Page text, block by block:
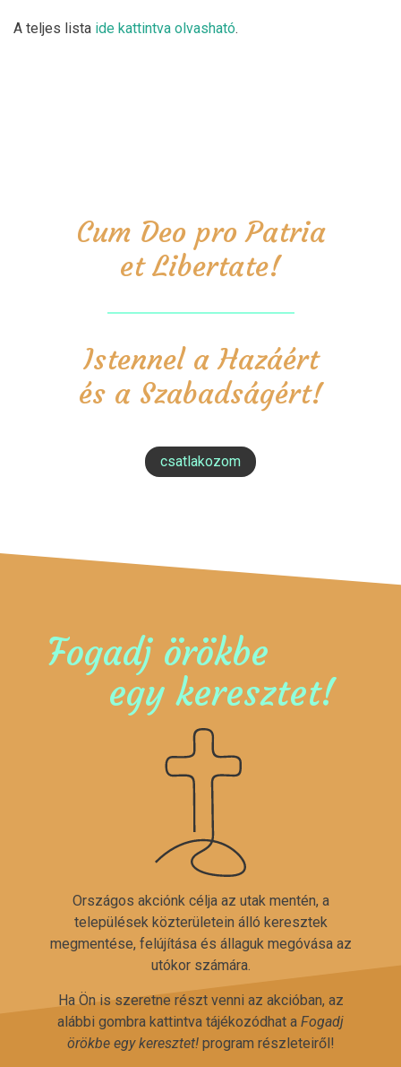
A teljes lista ide kattintva olvasható.
Cum Deo pro Patria
et Libertate!
Istennel a Hazáért
és a Szabadságért!
csatlakozom
Fogadj örökbe
egy keresztet!
Országos akciónk célja az utak mentén, a
települések közterületein álló keresztek
megmentése, felújítása és állaguk megóvása az
utókor számára.
Ha Ön is szeretne részt venni az akcióban, az
alábbi gombra kattintva tájékozódhat a Fogadj
örökbe egy keresztet!program részleteiről!